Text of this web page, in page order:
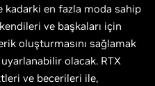
en fazla moda sahip
ve başkaları için
oluşturmasını sağlamak
olacak. RTX
ve becerileri ile,